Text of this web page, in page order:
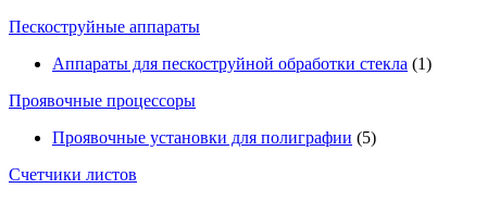
Пескоструйные аппараты
Аппараты для пескоструйной обработки стекла (1)
Проявочные процессоры
Проявочные установки для полиграфии (5)
Счетчики листов